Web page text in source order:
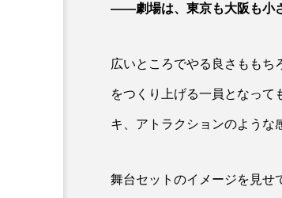
――劇場は、東京も大阪も小
広いところでやる良さももち
をつくり上げる一員となって
キ、アトラクションのような
舞台セットのイメージを見せ